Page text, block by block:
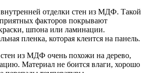
отделки стен из МДФ. Такой
факторов покрывают
шпона или ламинации.
пленка, которая клеится на панель.
из МДФ очень похожи на дерево,
Материал не боится влаги, хорошо